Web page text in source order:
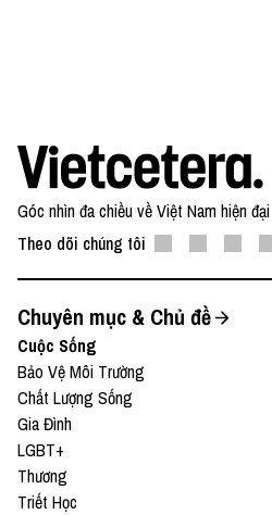
Góc nhìn đa chiều về Việt Nam hiện đại
Theo dõi chúng tôi
Chuyên mục & Chủ đề
Cuộc Sống
Bảo Vệ Môi Trường
Chất Lượng Sống
Gia Đình
LGBT+
Thương
Triết Học